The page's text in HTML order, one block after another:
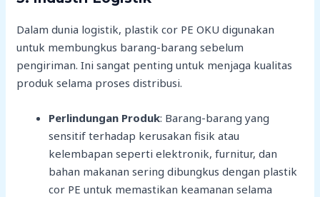
Dalam dunia logistik, plastik cor PE OKU digunakan
untuk membungkus barang-barang sebelum
pengiriman. Ini sangat penting untuk menjaga kualitas
produk selama proses distribusi.
Perlindungan Produk: Barang-barang yang
sensitif terhadap kerusakan fisik atau
kelembapan seperti elektronik, furnitur, dan
bahan makanan sering dibungkus dengan plastik
cor PE untuk memastikan keamanan selama